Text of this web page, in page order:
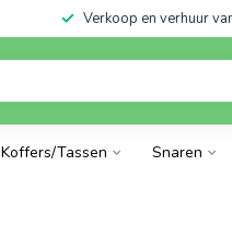
Verkoop en verhuur
Koffers/Tassen Snaren